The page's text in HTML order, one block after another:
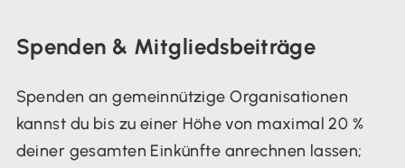
Spenden & Mitgliedsbeiträge
Spenden an gemeinnützige Organisationen
kannst du bis zu einer Höhe von maximal 20 %
deiner gesamten Einkünfte anrechnen lassen;